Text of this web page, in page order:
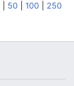
50 100
250